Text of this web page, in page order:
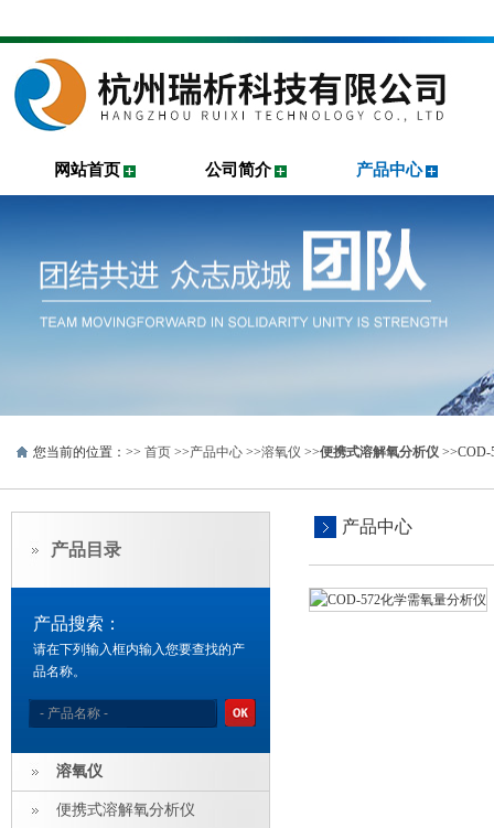
网站首页 公司简介 产品中心
您当前的位置：>> 首页 >>产品中心 >>溶氧仪 >>便携式溶解氧分析仪 >>COD-
产品目录
产品搜索：
请在下列输入框内输入您要查找的产
品名称。
溶氧仪
便携式溶解氧分析仪
产品中心